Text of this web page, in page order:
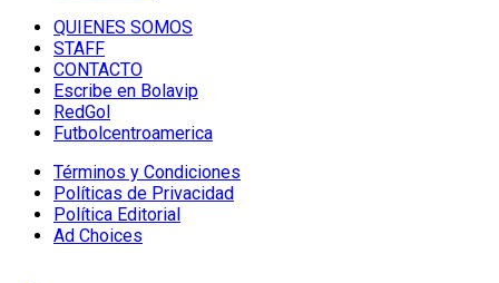
QUIENES SOMOS
STAFF
CONTACTO
Escribe en Bolavip
RedGol
Futbolcentroamerica
Términos y Condiciones
Políticas de Privacidad
Política Editorial
Ad Choices